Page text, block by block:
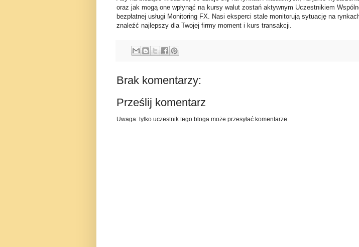
oraz jak mogą one wpłynąć na kursy walut zostań aktywnym Uczestnikiem
bezpłatnej usługi Monitoring FX. Nasi eksperci stale monitorują sytuację na
znaleźć najlepszy dla Twojej firmy moment i kurs transakcji.
Brak komentarzy:
Prześlij komentarz
Uwaga: tylko uczestnik tego bloga może przesyłać komentarze.